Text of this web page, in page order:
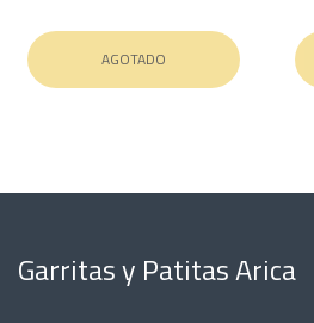
AGOTADO
Garritas y Patitas Arica